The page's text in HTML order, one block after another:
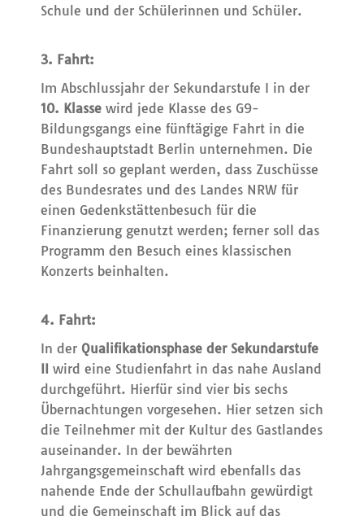
Schule und der Schülerinnen und Schüler.
3. Fahrt:
Im Abschlussjahr der Sekundarstufe I in der
10. Klasse wird jede Klasse des G9-
Bildungsgangs eine fünftägige Fahrt in die
Bundeshauptstadt Berlin unternehmen. Die
Fahrt soll so geplant werden, dass Zuschüsse
des Bundesrates und des Landes NRW für
einen Gedenkstättenbesuch für die
Finanzierung genutzt werden; ferner soll das
Programm den Besuch eines klassischen
Konzerts beinhalten.
4. Fahrt:
In der Qualifikationsphase der Sekundarstufe
II wird eine Studienfahrt in das nahe Ausland
durchgeführt. Hierfür sind vier bis sechs
Übernachtungen vorgesehen. Hier setzen sich
die Teilnehmer mit der Kultur des Gastlandes
auseinander. In der bewährten
Jahrgangsgemeinschaft wird ebenfalls das
nahende Ende der Schullaufbahn gewürdigt
und die Gemeinschaft im Blick auf das